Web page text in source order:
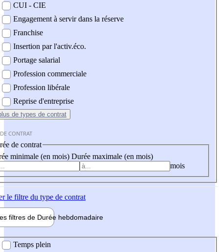
CUI - CIE
Engagement à servir dans la réserve
Franchise
Insertion par l'activ.éco.
Portage salarial
Profession commerciale
Profession libérale
Reprise d'entreprise
de types de contrat
CONTRAT
de contrat
minimale (en mois) Durée maximale (en mois)
mois
le filtre du type de contrat
filtres de Durée hebdomadaire
Temps plein